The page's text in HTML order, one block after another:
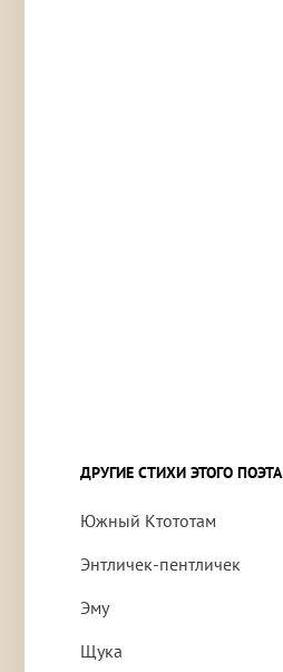
ДРУГИЕ СТИХИ ЭТОГО ПОЭТА
Южный Ктототам
Энтличек-пентличек
Эму
Щука